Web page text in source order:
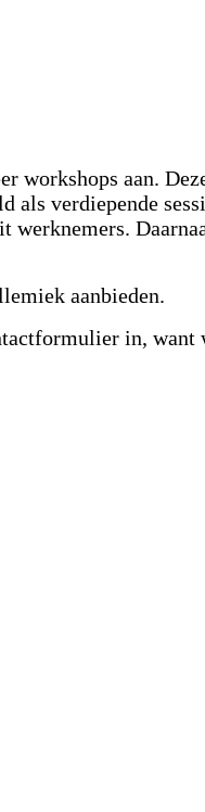
workshops aan.
verdiepende
aanbieden.
in, want